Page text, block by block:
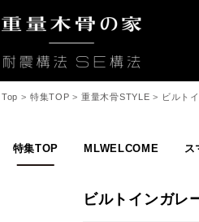
Top > 特集TOP > 重量木骨STYLE > ビルト
特集TOP MLWELCOME ス
ビルトインガレ